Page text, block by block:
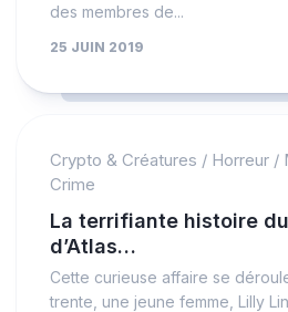
des membres de...
25 JUIN 2019
Crypto & Créatures / Horreur /
Crime
La terrifiante histoire
d’Atlas…
Cette curieuse affaire se
trente, une jeune femme, Lilly